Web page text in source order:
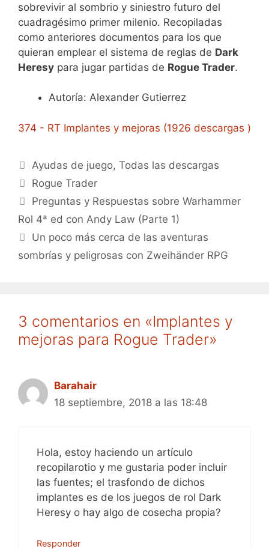
sobrevivir al sombrio y siniestro futuro del
cuadragésimo primer milenio. Recopiladas
como anteriores documentos para los que
quieran emplear el sistema de reglas de Dark
Heresy para jugar partidas de Rogue Trader.
Autoría: Alexander Gutierrez
374 - RT Implantes y mejoras (1926 descargas )
Categorías
Ayudas de juego,Todas las descargas
Etiquetas
Rogue Trader
Preguntas y Respuestas sobre Warhammer
Rol 4ª ed con Andy Law (Parte 1)
Un poco más cerca de las aventuras
sombrías y peligrosas con Zweihänder RPG
3 comentarios en «Implantes y
mejoras para Rogue Trader»
Barahair
18 septiembre, 2018 a las 18:48
Hola, estoy haciendo un artículo
recopilarotio y me gustaria poder incluir
las fuentes; el trasfondo de dichos
implantes es de los juegos de rol Dark
Heresy o hay algo de cosecha propia?
Responder